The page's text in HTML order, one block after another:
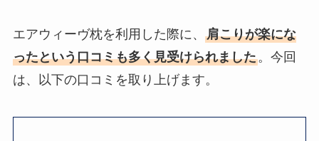
エアウィーヴ枕を利用した際に、 肩こりが楽にな
ったという口コミも多く見受けられました。今回
は、以下の口コミを取り上げます。